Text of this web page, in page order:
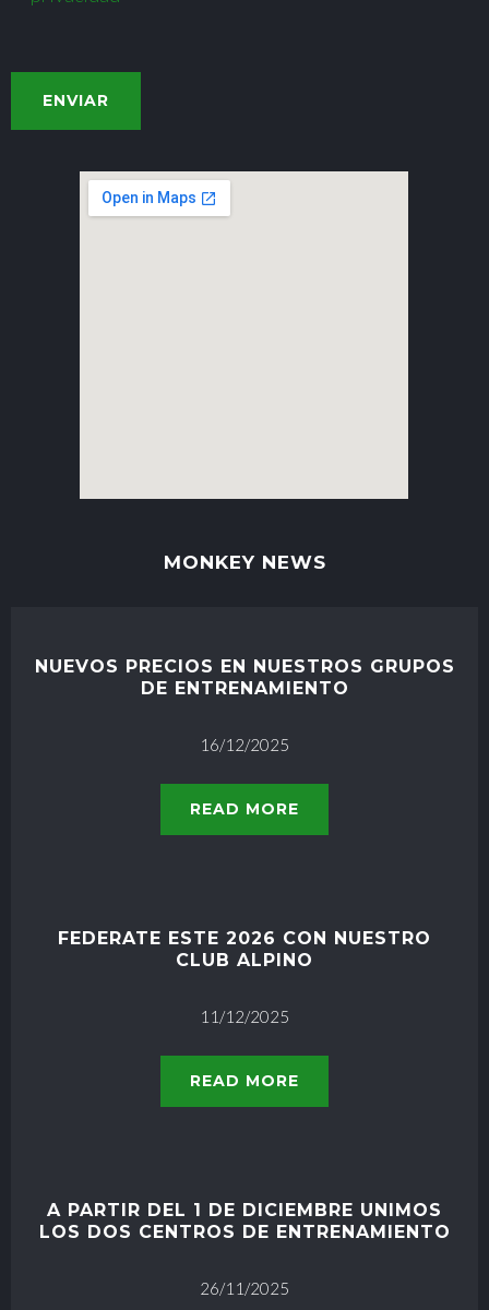
MONKEY NEWS
NUEVOS PRECIOS EN NUESTROS GRUPOS
DE ENTRENAMIENTO
16/12/2025
READ MORE
FEDERATE ESTE 2026 CON NUESTRO
CLUB ALPINO
11/12/2025
READ MORE
A PARTIR DEL 1 DE DICIEMBRE UNIMOS
LOS DOS CENTROS DE ENTRENAMIENTO
26/11/2025